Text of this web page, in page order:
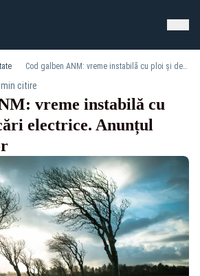
Cod galben ANM: vreme instabilă cu ploi și descărcări electrice. Anunțul meteorologilor
min citire
vreme instabilă cu
electrice. Anunțul